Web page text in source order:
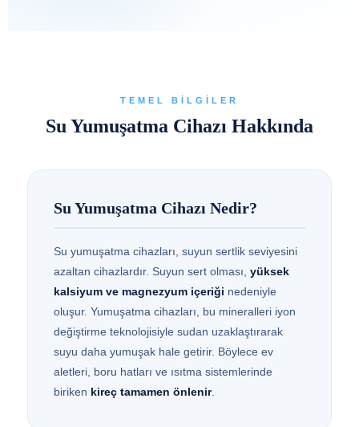
TEMEL BILGILER
Su Yumuşatma Cihazı Hakkında
Su Yumuşatma Cihazı Nedir?
Su yumuşatma cihazları, suyun sertlik seviyesini
azaltan cihazlardır. Suyun sert olması, yüksek
kalsiyum ve magnezyum içeriği nedeniyle
oluşur. Yumuşatma cihazları, bu mineralleri iyon
değiştirme teknolojisiyle sudan uzaklaştırarak
suyu daha yumuşak hale getirir. Böylece ev
aletleri, boru hatları ve ısıtma sistemlerinde
biriken kireç tamamen önlenir.